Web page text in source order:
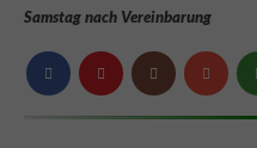
Samstag nach Vereinbarung